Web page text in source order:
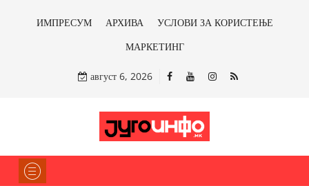
ИМПРЕСУМ АРХИВА
УСЛОВИ ЗА КОРИСТЕЊЕ
МАРКЕТИНГ
август 6, 2026